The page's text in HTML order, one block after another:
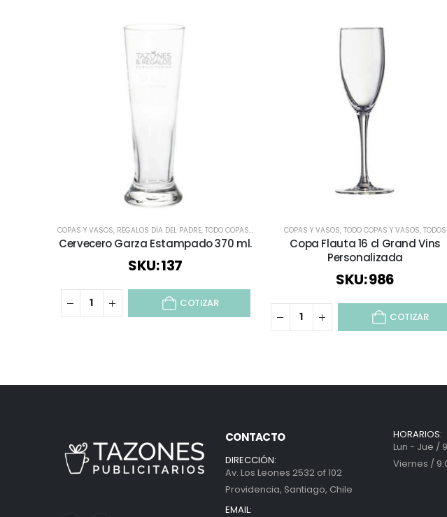
COPAS Y VASOS, REGALOS DÍA DEL PADRE, TODO COPAS Y VASOS ,TODOS ,VASOS CORPORATIVOS, VASOS
Cervecero Garza Estampado 370 ml.
SKU: 137
COTIZAR
COPAS Y VASOS, TODO COPAS Y VASOS, TODOS
Copa Flauta 16 cl Grand Vins
Personalizada
SKU: 986
COTIZAR
CONTACTO
DIRECCIÓN:
Av. Los Leones 2532 of 102
Providencia, Santiago, Chile
EMAIL:
HORARIOS:
Lun - Jue /
Viernes /